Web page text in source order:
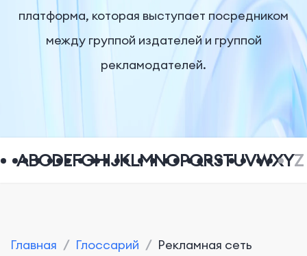
Цены
Компания
платформа, которая выступает посредником
между группой издателей и группой
рекламодателей.
ABCDEFGHIJKLMNOPQRSTUVWXYZ
Главная / Глоссарий / Рекламная сеть